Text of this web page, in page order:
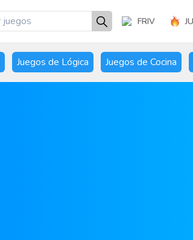
FRIV
Juegos de Lógica Juegos de Cocina